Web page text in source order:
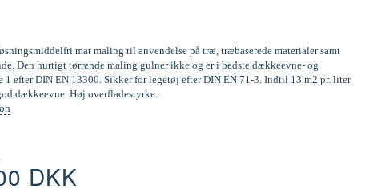
mat maling til anvendelse på træ, træbaserede materialer samt
Den hurtigt tørrende maling gulner ikke og er i bedste dækkeevne- og
1 efter DIN EN 13300. Sikker for legetøj efter DIN EN 71-3. Indtil 13 m2 pr. liter
dækkeevne. Høj overfladestyrke.
DKK